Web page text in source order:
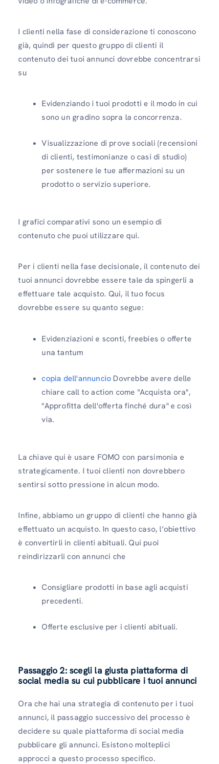
I clienti nella fase di considerazione ti conoscono
già, quindi per questo gruppo di clienti il ​​
contenuto dei tuoi annunci dovrebbe concentrarsi
su
Evidenziando i tuoi prodotti e il modo in cui
sono un gradino sopra la concorrenza.
Visualizzazione di prove sociali (recensioni
di clienti, testimonianze o casi di studio)
per sostenere le tue affermazioni su un
prodotto o servizio superiore.
I grafici comparativi sono un esempio di
contenuto che puoi utilizzare qui.
Per i clienti nella fase decisionale, il contenuto dei
tuoi annunci dovrebbe essere tale da spingerli a
effettuare tale acquisto. Qui, il tuo focus
dovrebbe essere su quanto segue:
Evidenziazioni e sconti, freebies o offerte
una tantum
copia dell'annuncio Dovrebbe avere delle
chiare call to action come "Acquista ora",
"Approfitta dell'offerta finché dura" e così
via.
La chiave qui è usare FOMO con parsimonia e
strategicamente. I tuoi clienti non dovrebbero
sentirsi sotto pressione in alcun modo.
Infine, abbiamo un gruppo di clienti che hanno già
effettuato un acquisto. In questo caso, l’obiettivo
è convertirli in clienti abituali. Qui puoi
reindirizzarli con annunci che
Consigliare prodotti in base agli acquisti
precedenti.
Offerte esclusive per i clienti abituali.
Passaggio 2: scegli la giusta piattaforma di
social media su cui pubblicare i tuoi annunci
Ora che hai una strategia di contenuto per i tuoi
annunci, il passaggio successivo del processo è
decidere su quale piattaforma di social media
pubblicare gli annunci. Esistono molteplici
approcci a questo processo specifico.